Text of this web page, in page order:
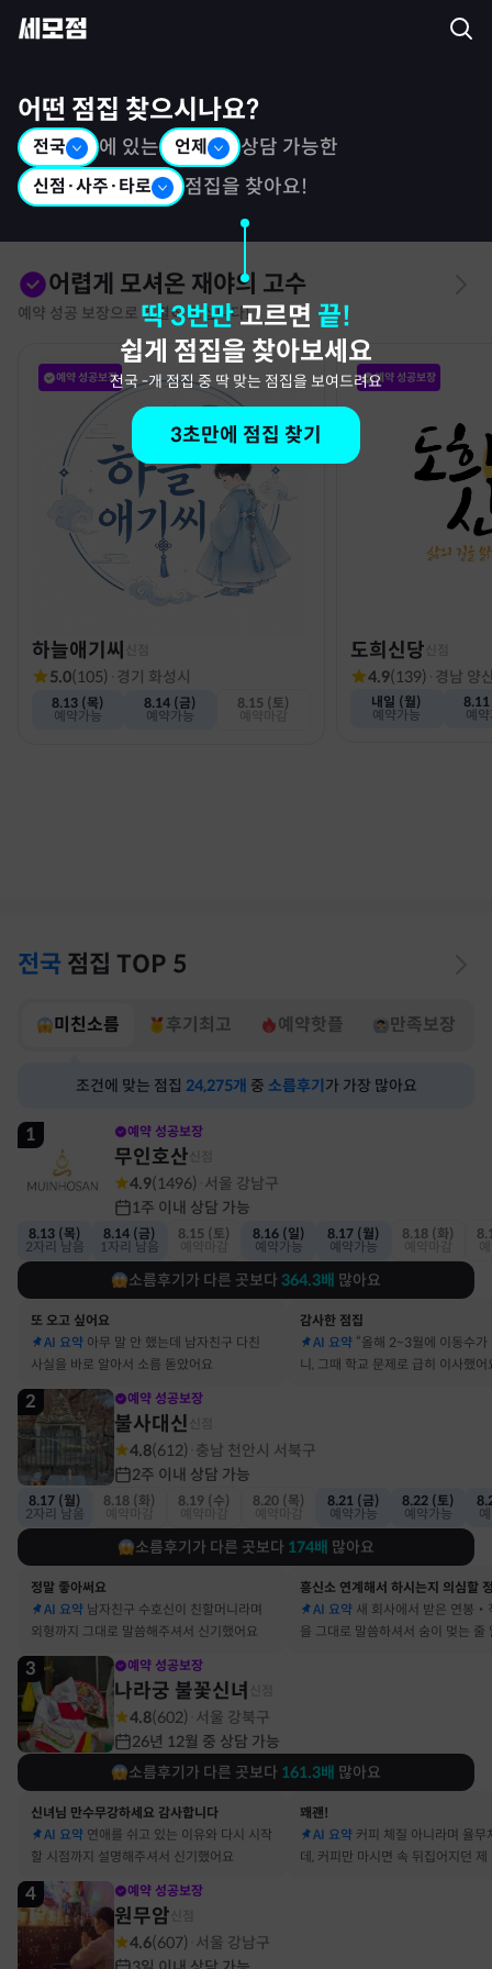
어떤 점집 찾으시나요?
전국 에 있는 언제 상담 가능한
신점·사주·타로 점집을 찾아요!
딱 3번만 고르면 끝!
쉽게 점집을 찾아보세요
전국-개 점집 중 딱 맞는 점집을 보여드려요
3초만에 점집 찾기
어렵게 모셔온 재야의 고수
예약 성공 보장으로 특별히 모십니다!
예약 성공보장
하늘애기씨
5.0(105) · 경기 화성시
8.13 (목)
예약가능
8.14 (금)
예약가능
8.15 (토)
예약 성공보장
도희신당
4.9(139) · 경남 양
내일 (월)
예약가능
예
전국 점집 TOP 5
미친소름 후기최고 예약핫플 만족보장
조건에 맞는 점집 24,275개 중 소름후기 가 가장 많아요
1 예약 성공보장
무인호산
4.9(1496) 서울 강남구
1주 이내 상담 가능
8.13 (목)
2자리 남음
8.14 (금)
1자리 남음
8.15 (토)
8.16 (일)
예약가능
8.17 (월)
예약가능
8.18 (화)
소름후기가 다른 곳보다 364.3배 많아요
또 오고 싶어요
AI 요약 아무 말 안 했는데 남자친구 다친
사실을 바로 알아서 소름 돋았어요
감사한 점집
AI 요약 “올해 2~3월에 이동수가
니, 그때 학교 문제로 급히 이사했어
2 예약 성공보장
불사대신
4.8(612) 충남 천안시 서북구
2주 이내 상담 가능
8.17 (월)
2자리 남음
8.18 (화)
8.19 (수)
8.20 (목)
8.21 (금)
예약가능
8.22 (토)
예약가능
소름후기가 다른 곳보다 174배 많아요
정말 좋아써요
AI 요약 남자친구 수호신이 친할머니라며
외형까지 그대로 말씀해주셔서 신기했어요
AI 요약 새 회사에서 받은 연봉‧
을 그대로 말씀하셔서 숨이 멎는 줄
3 예약 성공보장
나라궁 불꽃신녀
4.8(602) 서울 강북구
26년 12월 중 상담 가능
소름후기가 다른 곳보다 161.3배 많아요
신녀님 만수무강하세요 감사합니다
AI 요약 연애를 쉬고 있는 이유와 다시 시작
할 시점까지 설명해주셔서 신기했어요
꽤괜!
AI 요약 커피 체질 아니라며 율무
데, 커피만 마시면 속 뒤집어지던 제
4 예약 성공보장
원무암
4.6(607) 서울 강남구